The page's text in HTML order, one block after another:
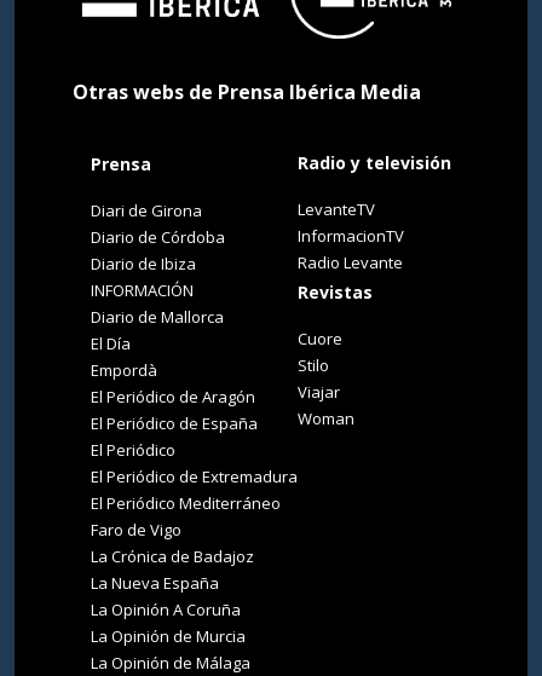
Otras webs de Prensa Ibérica Media
Prensa
Diari de Girona
Diario de Córdoba
Diario de Ibiza
INFORMACIÓN
Diario de Mallorca
El Día
Empordà
El Periódico de Aragón
El Periódico de España
El Periódico
El Periódico de Extremadura
El Periódico Mediterráneo
Faro de Vigo
La Crónica de Badajoz
La Nueva España
La Opinión A Coruña
La Opinión de Murcia
La Opinión de Málaga
Radio y televisión
LevanteTV
InformacionTV
Radio Levante
Revistas
Cuore
Stilo
Viajar
Woman